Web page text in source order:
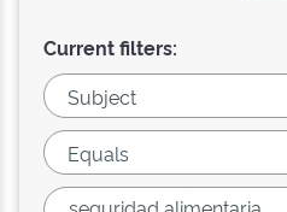
Current filters: